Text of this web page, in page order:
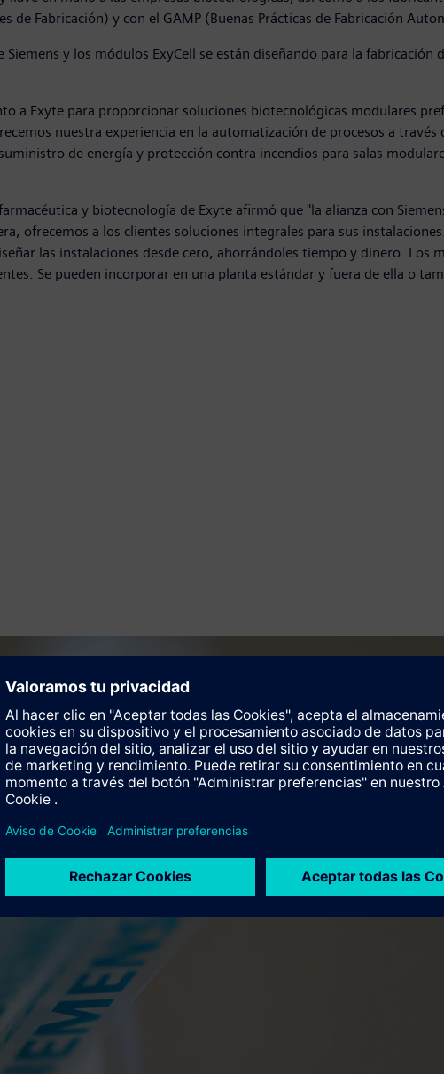
de Fabricación) y con el GAMP (Buenas Prácticas de Fabricación
y los módulos ExyCell se están diseñando para la
a Exyte para proporcionar soluciones biotecnológicas modulares
nuestra experiencia en la automatización de procesos a través
de energía y protección contra incendios para salas
y biotecnología de Exyte afirmó que "la alianza con
ofrecemos a los clientes soluciones integrales para sus
las instalaciones desde cero, ahorrándoles tiempo y dinero. Los
Se pueden incorporar en una planta estándar y fuera de ella o